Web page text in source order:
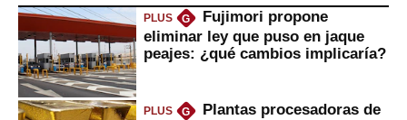
PLUS G
Fujimori propone
eliminar ley que puso en jaque
peajes: ¿qué cambios implicaría?
PLUS G
Plantas procesadoras de